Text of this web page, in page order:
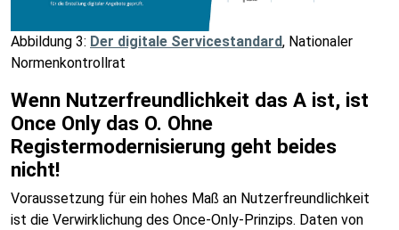
Abbildung 3: Der digitale Servicestandard, Nationaler
Normenkontrollrat
Wenn Nutzerfreundlichkeit das A ist, ist
Once Only das O. Ohne
Registermodernisierung geht beides
nicht!
Voraussetzung für ein hohes Maß an Nutzerfreundlichkeit
ist die Verwirklichung des Once-Only-Prinzips. Daten von